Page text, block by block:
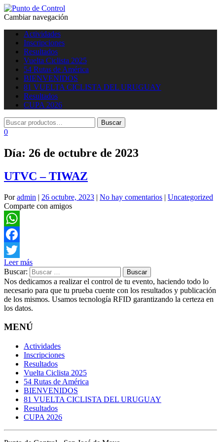
Cambiar navegación
Actividades
Inscripciones
Resultados
Vuelta Ciclista 2025
54 Rutas de América
BIENVENIDOS
81 VUELTA CICLISTA DEL URUGUAY
Resultados
CUPA 2026
0
Día: 26 de octubre de 2023
UTVC – TIWAZ
Poradmin | 26 octubre, 2023 | No hay comentarios | Uncategorized
Comparte con amigos
WhatsApp
Facebook
Twitter
Leer más
Buscar:
Nos dedicamos a realizar el control de tu evento, haciendo todo lo
necesario para que tu prueba cuente con los resultados y publicación
de los mismos. Usamos tecnología RFID garantizando la certeza en
los datos.
MENÚ
Actividades
Inscripciones
Resultados
Vuelta Ciclista 2025
54 Rutas de América
BIENVENIDOS
81 VUELTA CICLISTA DEL URUGUAY
Resultados
CUPA 2026